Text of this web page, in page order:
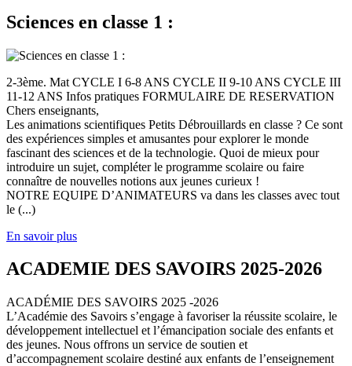
Sciences en classe 1 :
2-3ème. Mat CYCLE I 6-8 ANS CYCLE II 9-10 ANS CYCLE III
11-12 ANS Infos pratiques FORMULAIRE DE RESERVATION
Chers enseignants,
Les animations scientifiques Petits Débrouillards en classe ? Ce sont
des expériences simples et amusantes pour explorer le monde
fascinant des sciences et de la technologie. Quoi de mieux pour
introduire un sujet, compléter le programme scolaire ou faire
connaître de nouvelles notions aux jeunes curieux !
NOTRE EQUIPE D’ANIMATEURS va dans les classes avec tout
le (...)
En savoir plus
ACADEMIE DES SAVOIRS 2025-2026
ACADÉMIE DES SAVOIRS 2025 -2026
L’Académie des Savoirs s’engage à favoriser la réussite scolaire, le
développement intellectuel et l’émancipation sociale des enfants et
des jeunes. Nous offrons un service de soutien et
d’accompagnement scolaire destiné aux enfants de l’enseignement